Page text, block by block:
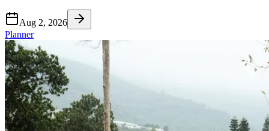
Aug 2, 2026
Planner